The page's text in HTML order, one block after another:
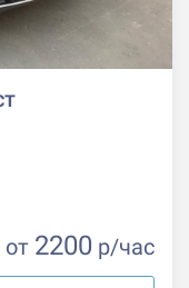
от 2200 р/час